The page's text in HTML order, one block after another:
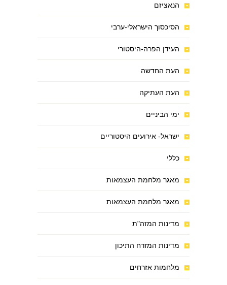
הנאציזם
הסיכסוך הישראלי-ערבי
העידן הפרה-היסטורי
העת החדשה
העת העתיקה
ימי הביניים
ישראל- אירועים היסטוריים
כללי
מאגר מלחמת העצמאות
מאגר מלחמת העצמאות
מדינות המזה"ת
מדינות המזרח התיכון
מלחמות אזרחים